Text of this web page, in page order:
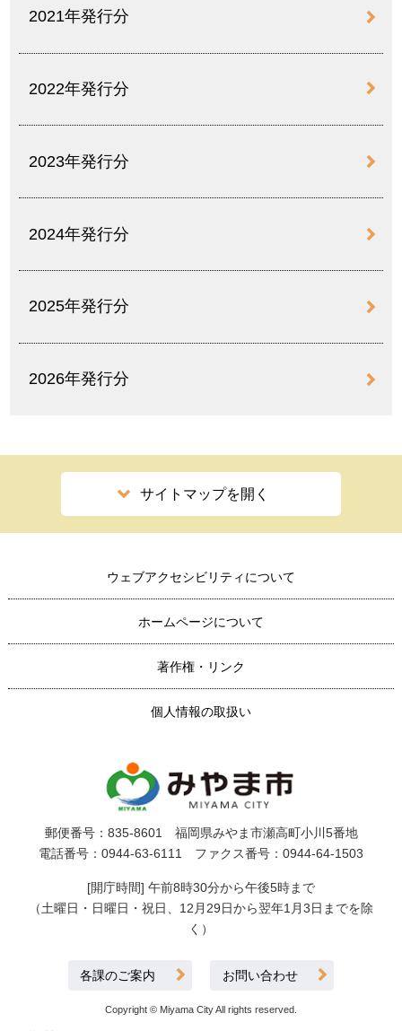
2021年発行分
2022年発行分
2023年発行分
2024年発行分
2025年発行分
2026年発行分
サイトマップを開く
ウェブアクセシビリティについて
ホームページについて
著作権・リンク
個人情報の取扱い
郵便番号：835-8601 福岡県みやま市瀬高町小川5番地
電話番号：0944-63-6111 ファクス番号：0944-64-1503
[開庁時間] 午前8時30分から午後5時まで
（土曜日・日曜日・祝日、12月29日から翌年1月3日までを除
く）
各課のご案内 お問い合わせ
Copyright © Miyama City All rights reserved.